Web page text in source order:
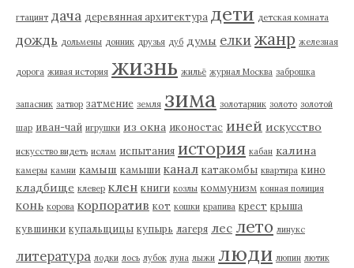
гтацинт дача деревянная архитектура дети детская комната
дождь дольмены донник друзья дуб думы елки жанр железная
дорога живая история жизнь жильё журнал Москва заброшка
запасник затвор затмение земля зима золотарник золото золотой
шар иван-чай игрушки из окна иконостас иней искусство
искусство видеть ислам испытания история кабан калина
камеры камни камыш камыши канал катакомбы квартира кино
кладбище клевер клен книги козлы коммунизм конная полиция
конь корова корпоратив кот кошки крапива крест крыша
кувшинки купальщицы купырь лагеря лес лето линукс
литература лодки лось лубок луна лыжи люди люпин лютик